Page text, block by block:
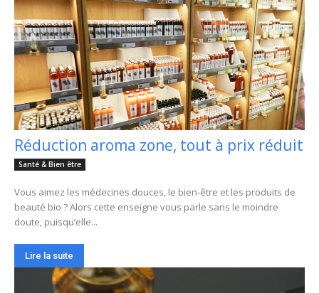
Réduction aroma zone, tout à prix réduit
Santé & Bien être
Vous aimez les médecines douces, le bien-être et les produits de
beauté bio ? Alors cette enseigne vous parle sans le moindre
doute, puisqu’elle...
Lire la suite